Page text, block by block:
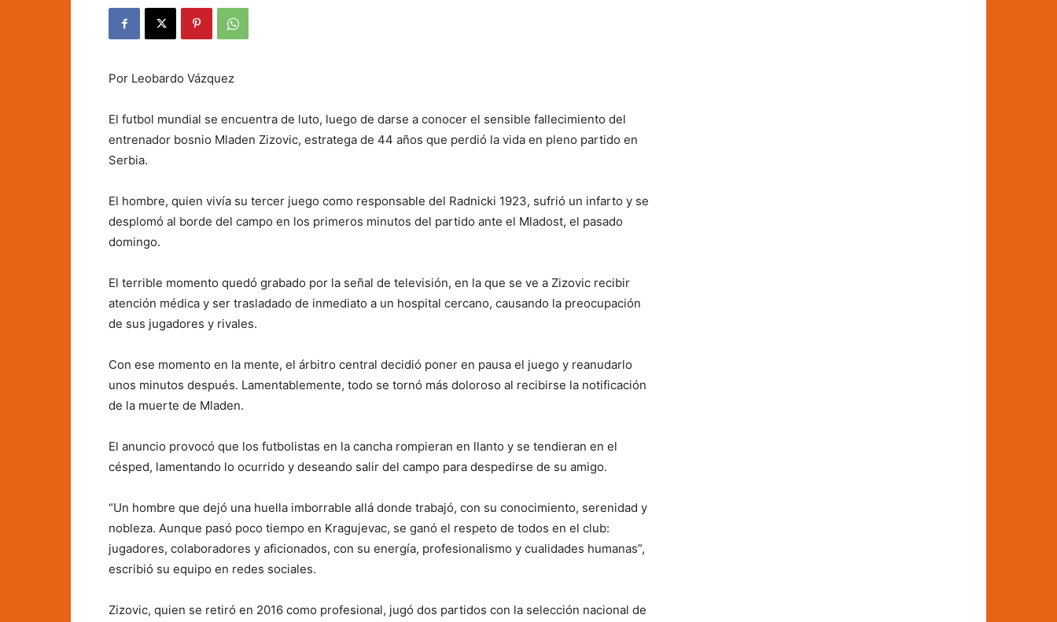
Por Leobardo Vázquez
El futbol mundial se encuentra de luto, luego de darse a conocer el sensible fallecimiento del
entrenador bosnio Mladen Zizovic, estratega de 44 años que perdió la vida en pleno partido en
Serbia.
El hombre, quien vivía su tercer juego como responsable del Radnicki 1923, sufrió un infarto y se
desplomó al borde del campo en los primeros minutos del partido ante el Mladost, el pasado
domingo.
El terrible momento quedó grabado por la señal de televisión, en la que se ve a Zizovic recibir
atención médica y ser trasladado de inmediato a un hospital cercano, causando la preocupación
de sus jugadores y rivales.
Con ese momento en la mente, el árbitro central decidió poner en pausa el juego y reanudarlo
unos minutos después. Lamentablemente, todo se tornó más doloroso al recibirse la notificación
de la muerte de Mladen.
El anuncio provocó que los futbolistas en la cancha rompieran en llanto y se tendieran en el
césped, lamentando lo ocurrido y deseando salir del campo para despedirse de su amigo.
“Un hombre que dejó una huella imborrable allá donde trabajó, con su conocimiento, serenidad y
nobleza. Aunque pasó poco tiempo en Kragujevac, se ganó el respeto de todos en el club:
jugadores, colaboradores y aficionados, con su energía, profesionalismo y cualidades humanas”,
escribió su equipo en redes sociales.
Zizovic, quien se retiró en 2016 como profesional, jugó dos partidos con la selección nacional de